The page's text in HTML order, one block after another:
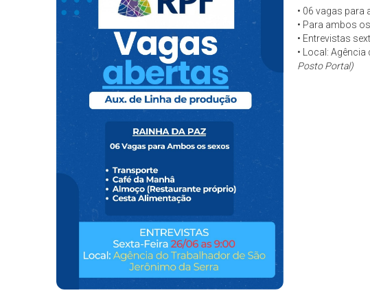
• 06 vagas para
• Para ambos
• Entrevistas
• Local:
Posto Portal)